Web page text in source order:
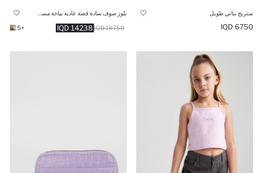
ستريج بناتي طويل
6750 IQD
14238 IQD 19750 IQD
+5